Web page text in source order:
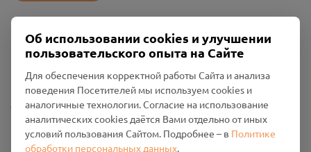
Пользовательское соглашение
Политика конфиденциальности
Промо-материалы
Настройки cookies
Общество с ограниченной ответственностью «Смоленский
Проект Помним»
Об использовании cookies и улучшении
пользовательского опыта на Сайте
Для обеспечения корректной работы Сайта и анализа
поведения Посетителей мы используем cookies и
аналогичные технологии. Согласие на использование
аналитических cookies даётся Вами отдельно от иных
условий пользования Сайтом. Подробнее – в Политике
обработки персональных данных.